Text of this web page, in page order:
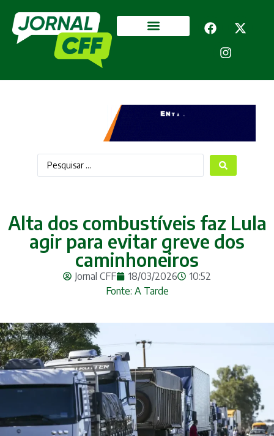
Alta dos combustíveis faz Lula
agir para evitar greve dos
caminhoneiros
Jornal CFF 18/03/2026
10:52
Fonte: A Tarde